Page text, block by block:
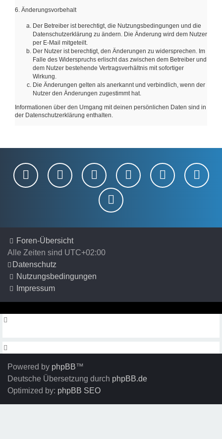
6. Änderungsvorbehalt
Der Betreiber ist berechtigt, die Nutzungsbedingungen und die
Datenschutzerklärung zu ändern. Die Änderung wird dem Nutzer
per E-Mail mitgeteilt.
Der Nutzer ist berechtigt, den Änderungen zu widersprechen. Im
Falle des Widerspruchs erlischt das zwischen dem Betreiber und
dem Nutzer bestehende Vertragsverhältnis mit sofortiger
Wirkung.
Die Änderungen gelten als anerkannt und verbindlich, wenn der
Nutzer den Änderungen zugestimmt hat.
Informationen über den Umgang mit deinen persönlichen Daten sind in
der Datenschutzerklärung enthalten.
Foren-Übersicht
Alle Zeiten sind UTC+02:00
Datenschutz
Nutzungsbedingungen
Impressum
Powered by phpBB™
Deutsche Übersetzung durch phpBB.de
Optimized by: phpBB SEO